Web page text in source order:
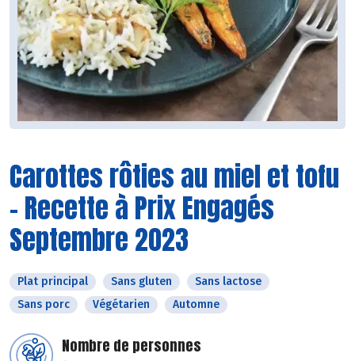
Carottes rôties au miel et tofu
- Recette à Prix Engagés
Septembre 2023
Plat principal Sans gluten
Sans lactose
Sans porc
Végétarien Automne
Nombre de personnes